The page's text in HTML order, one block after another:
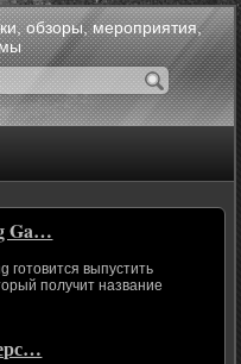
обзоры, мероприятия,
Ga…
готовится выпустить
получит название